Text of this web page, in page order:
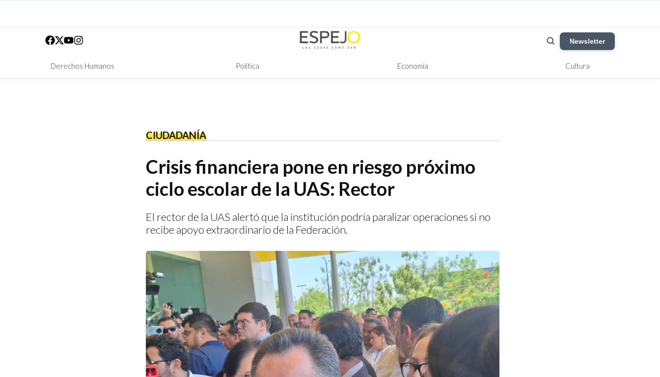
Newsletter
Derechos Humanos Política Economía Cultura
CIUDADANÍA
Crisis financiera pone en riesgo próximo
ciclo escolar de la UAS: Rector
El rector de la UAS alertó que la institución podría paralizar operaciones si no
recibe apoyo extraordinario de la Federación.